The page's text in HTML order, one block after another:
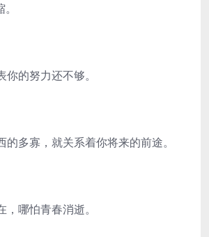
的努力还不够。
多寡，就关系着你将来的前途。
哪怕青春消逝。